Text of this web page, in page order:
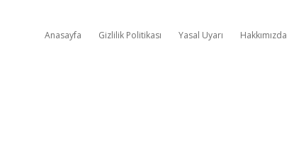
Anasayfa Gizlilik Politikası Yasal Uyarı Hakkımızda